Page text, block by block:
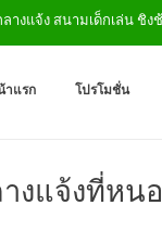
ชิงช้า กระดานลื่น อุโมงค์
าแรก โปรโมชั่น
งแจ้งที่หน